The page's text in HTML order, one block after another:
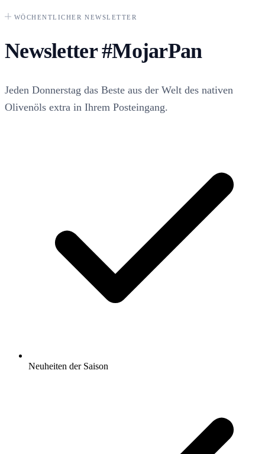
WÖCHENTLICHER NEWSLETTER
Newsletter#MojarPan
Jeden Donnerstag das Beste aus der Welt des nativen
Olivenöls extra in Ihrem Posteingang.
Neuheiten der Saison